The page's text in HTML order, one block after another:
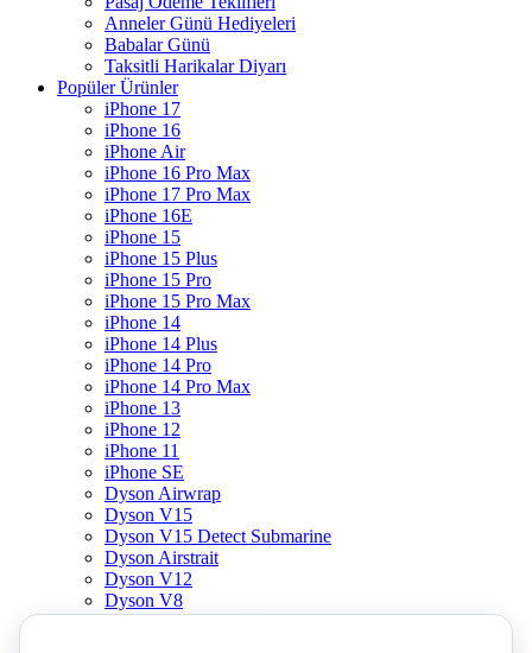
Anneler Günü Hediyeleri
Babalar Günü
Taksitli Harikalar Diyarı
Popüler Ürünler
iPhone 17
iPhone 16
iPhone Air
iPhone 16 Pro Max
iPhone 17 Pro Max
iPhone 16E
iPhone 15
iPhone 15 Plus
iPhone 15 Pro
iPhone 15 Pro Max
iPhone 14
iPhone 14 Plus
iPhone 14 Pro
iPhone 14 Pro Max
iPhone 13
iPhone 12
iPhone 11
iPhone SE
Dyson Airwrap
Dyson V15
Dyson V15 Detect Submarine
Dyson Airstrait
Dyson V12
Dyson V8
Samsung Galaxy S25